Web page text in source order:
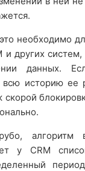
необходимо
и других
данных.
всю историю ее
скорой
алгоритм
у CRM